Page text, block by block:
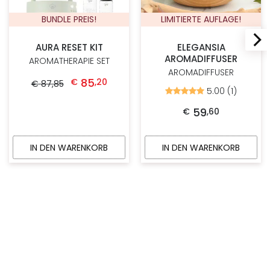
BUNDLE PREIS!
AURA RESET KIT
AROMATHERAPIE SET
€ 87,85
Ursprünglicher Preis war: € 87,85
€ 85,20
IN DEN WARENKORB
LIMITIERTE AUFLAGE!
ELEGANSIA
AROMADIFFUSER
AROMADIFFUSER
Bewertet
5.00
von
5.00 (1)
€ 59,60
IN DEN WARENKORB